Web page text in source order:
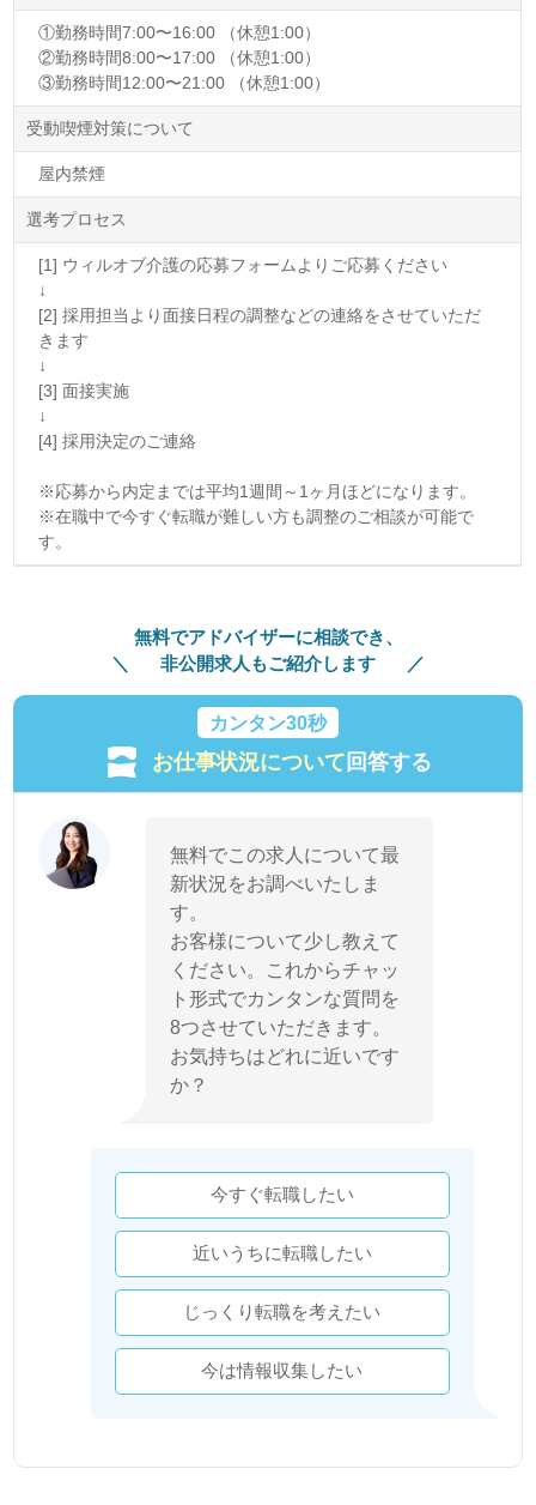
①勤務時間7:00〜16:00 （休憩1:00）
②勤務時間8:00〜17:00 （休憩1:00）
③勤務時間12:00〜21:00 （休憩1:00）
受動喫煙対策について
屋内禁煙
選考プロセス
[1] ウィルオブ介護の応募フォームよりご応募ください
↓
[2] 採用担当より面接日程の調整などの連絡をさせていただ
きます
↓
[3] 面接実施
↓
[4] 採用決定のご連絡
※応募から内定までは平均1週間～1ヶ月ほどになります。
※在職中で今すぐ転職が難しい方も調整のご相談が可能で
す。
無料でアドバイザーに相談でき、
非公開求人もご紹介します
カンタン30秒
お仕事状況について回答する
無料でこの求人について最
新状況をお調べいたしま
す。
お客様について少し教えて
ください。これからチャッ
ト形式でカンタンな質問を
8つさせていただきます。
お気持ちはどれに近いです
か？
今すぐ転職したい
近いうちに転職したい
じっくり転職を考えたい
今は情報収集したい